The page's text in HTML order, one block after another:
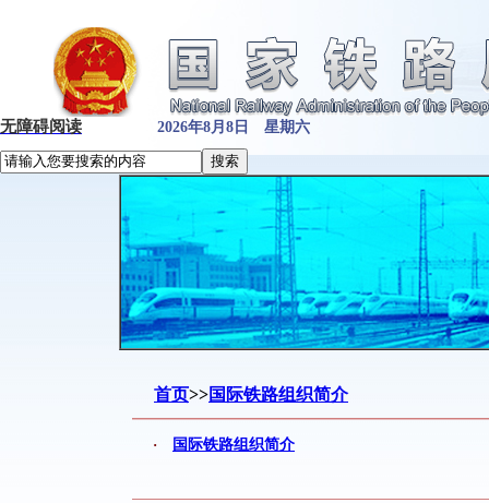
无障碍阅读 2026年8月8日 星期六
首页>>国际铁路组织简介
· 国际铁路组织简介